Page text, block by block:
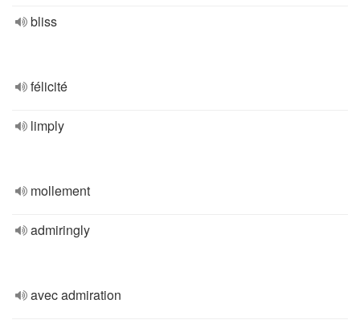
bliss
félicité
limply
mollement
admiringly
avec admiration